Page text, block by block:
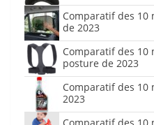
Comparatif des 10
de 2023
Comparatif des 10
posture de 2023
Comparatif des 10
2023